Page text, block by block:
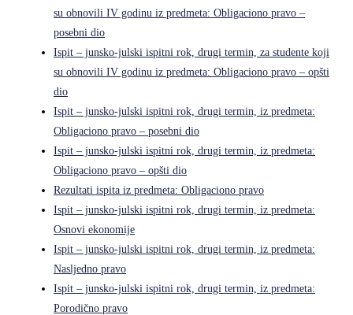
su obnovili IV godinu iz predmeta: Obligaciono pravo –
posebni dio
Ispit – junsko-julski ispitni rok, drugi termin, za studente koji
su obnovili IV godinu iz predmeta: Obligaciono pravo – opšti
dio
Ispit – junsko-julski ispitni rok, drugi termin, iz predmeta:
Obligaciono pravo – posebni dio
Ispit – junsko-julski ispitni rok, drugi termin, iz predmeta:
Obligaciono pravo – opšti dio
Rezultati ispita iz predmeta: Obligaciono pravo
Ispit – junsko-julski ispitni rok, drugi termin, iz predmeta:
Osnovi ekonomije
Ispit – junsko-julski ispitni rok, drugi termin, iz predmeta:
Nasljedno pravo
Ispit – junsko-julski ispitni rok, drugi termin, iz predmeta:
Porodično pravo